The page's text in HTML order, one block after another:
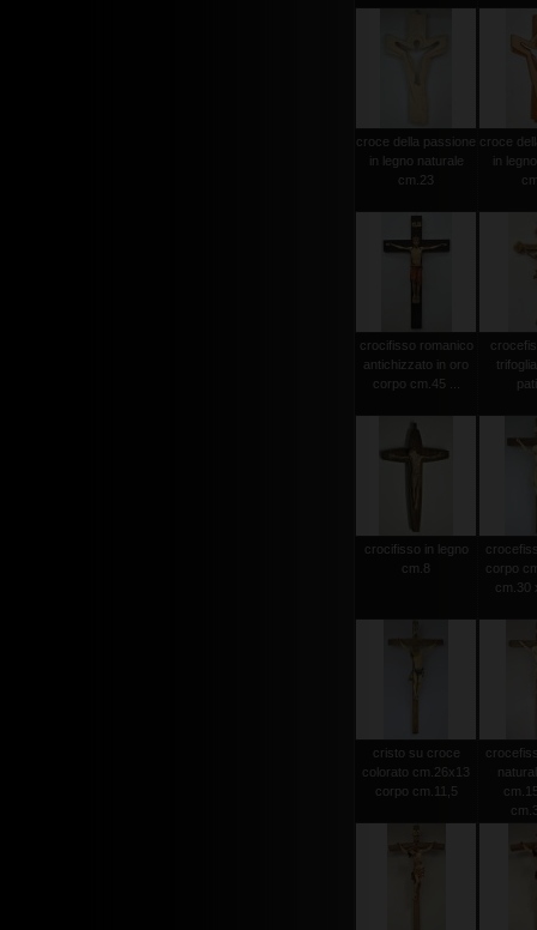
croce della passione
in legno naturale
cm.23
croce
in
crocifisso romanico
antichizzato in oro
corpo cm.45 ...
crocifisso in legno
cm.8
corpo
cm.30
cristo su croce
colorato cm.26x13
corpo cm.11,5